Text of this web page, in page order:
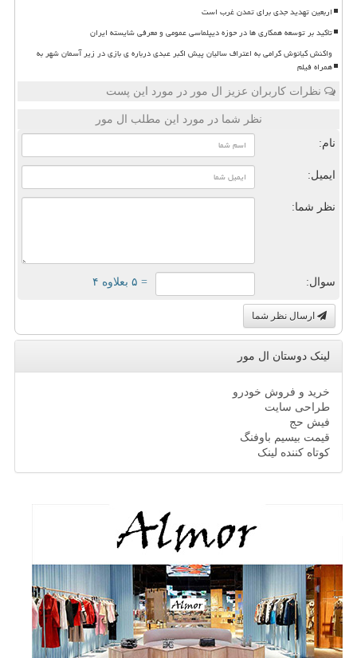
اربعین تهدید جدی برای تمدن غرب است
تاکید بر توسعه همکاری ها در حوزه دیپلماسی عمومی و معرفی شایسته ایران
واکنش کیانوش گرامی به اعتراف سالیان پیش اکبر عبدی درباره ی بازی در زیر آسمان شهر به
همراه فیلم
نظرات کاربران عزیز ال مور در مورد این پست
نظر شما در مورد این مطلب ال مور
نام:
ایمیل:
نظر شما:
سوال: = ۵ بعلاوه ۴
ارسال نظر شما
لینک دوستان ال مور
خرید و فروش خودرو
طراحی سایت
فیش حج
قیمت بیسیم باوفنگ
کوتاه کننده لینک